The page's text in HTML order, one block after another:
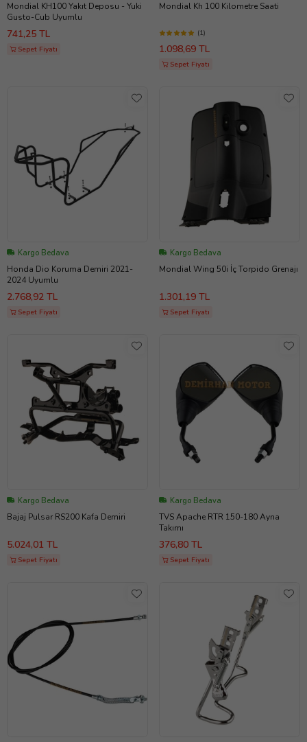
Mondial KH100 Yakıt Deposu - Yuki
Gusto-Cub Uyumlu
741,25 TL
Sepet Fiyatı
Mondial Kh 100 Kilometre Saati
(1)
1.098,69 TL
Sepet Fiyatı
Kargo Bedava
Honda Dio Koruma Demiri 2021-
2024 Uyumlu
2.768,92 TL
Sepet Fiyatı
Kargo Bedava
Mondial Wing 50i İç Torpido Grenajı
1.301,19 TL
Sepet Fiyatı
Kargo Bedava
Bajaj Pulsar RS200 Kafa Demiri
5.024,01 TL
Sepet Fiyatı
Kargo Bedava
TVS Apache RTR 150-180 Ayna
Takımı
376,80 TL
Sepet Fiyatı